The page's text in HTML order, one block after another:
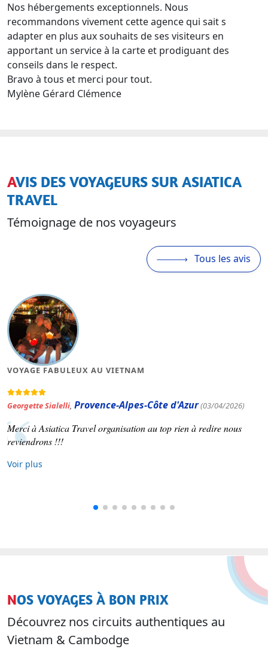
Nos hébergements exceptionnels. Nous
recommandons vivement cette agence qui sait s
adapter en plus aux souhaits de ses visiteurs en
apportant un service à la carte et prodiguant des
conseils dans le respect.
Bravo à tous et merci pour tout.
Mylène Gérard Clémence
AVIS DES VOYAGEURS SUR ASIATICA
TRAVEL
Témoignage de nos voyageurs
Tous les avis
VOYAGE FABULEUX AU VIETNAM
Georgette Sialelli, Provence-Alpes-Côte d'Azur(03/04/2026)
Merci à Asiatica Travel organisation au top rien à redire nous
reviendrons !!!
Voir plus
NOS VOYAGES À BON PRIX
Découvrez nos circuits authentiques au
Vietnam & Cambodge